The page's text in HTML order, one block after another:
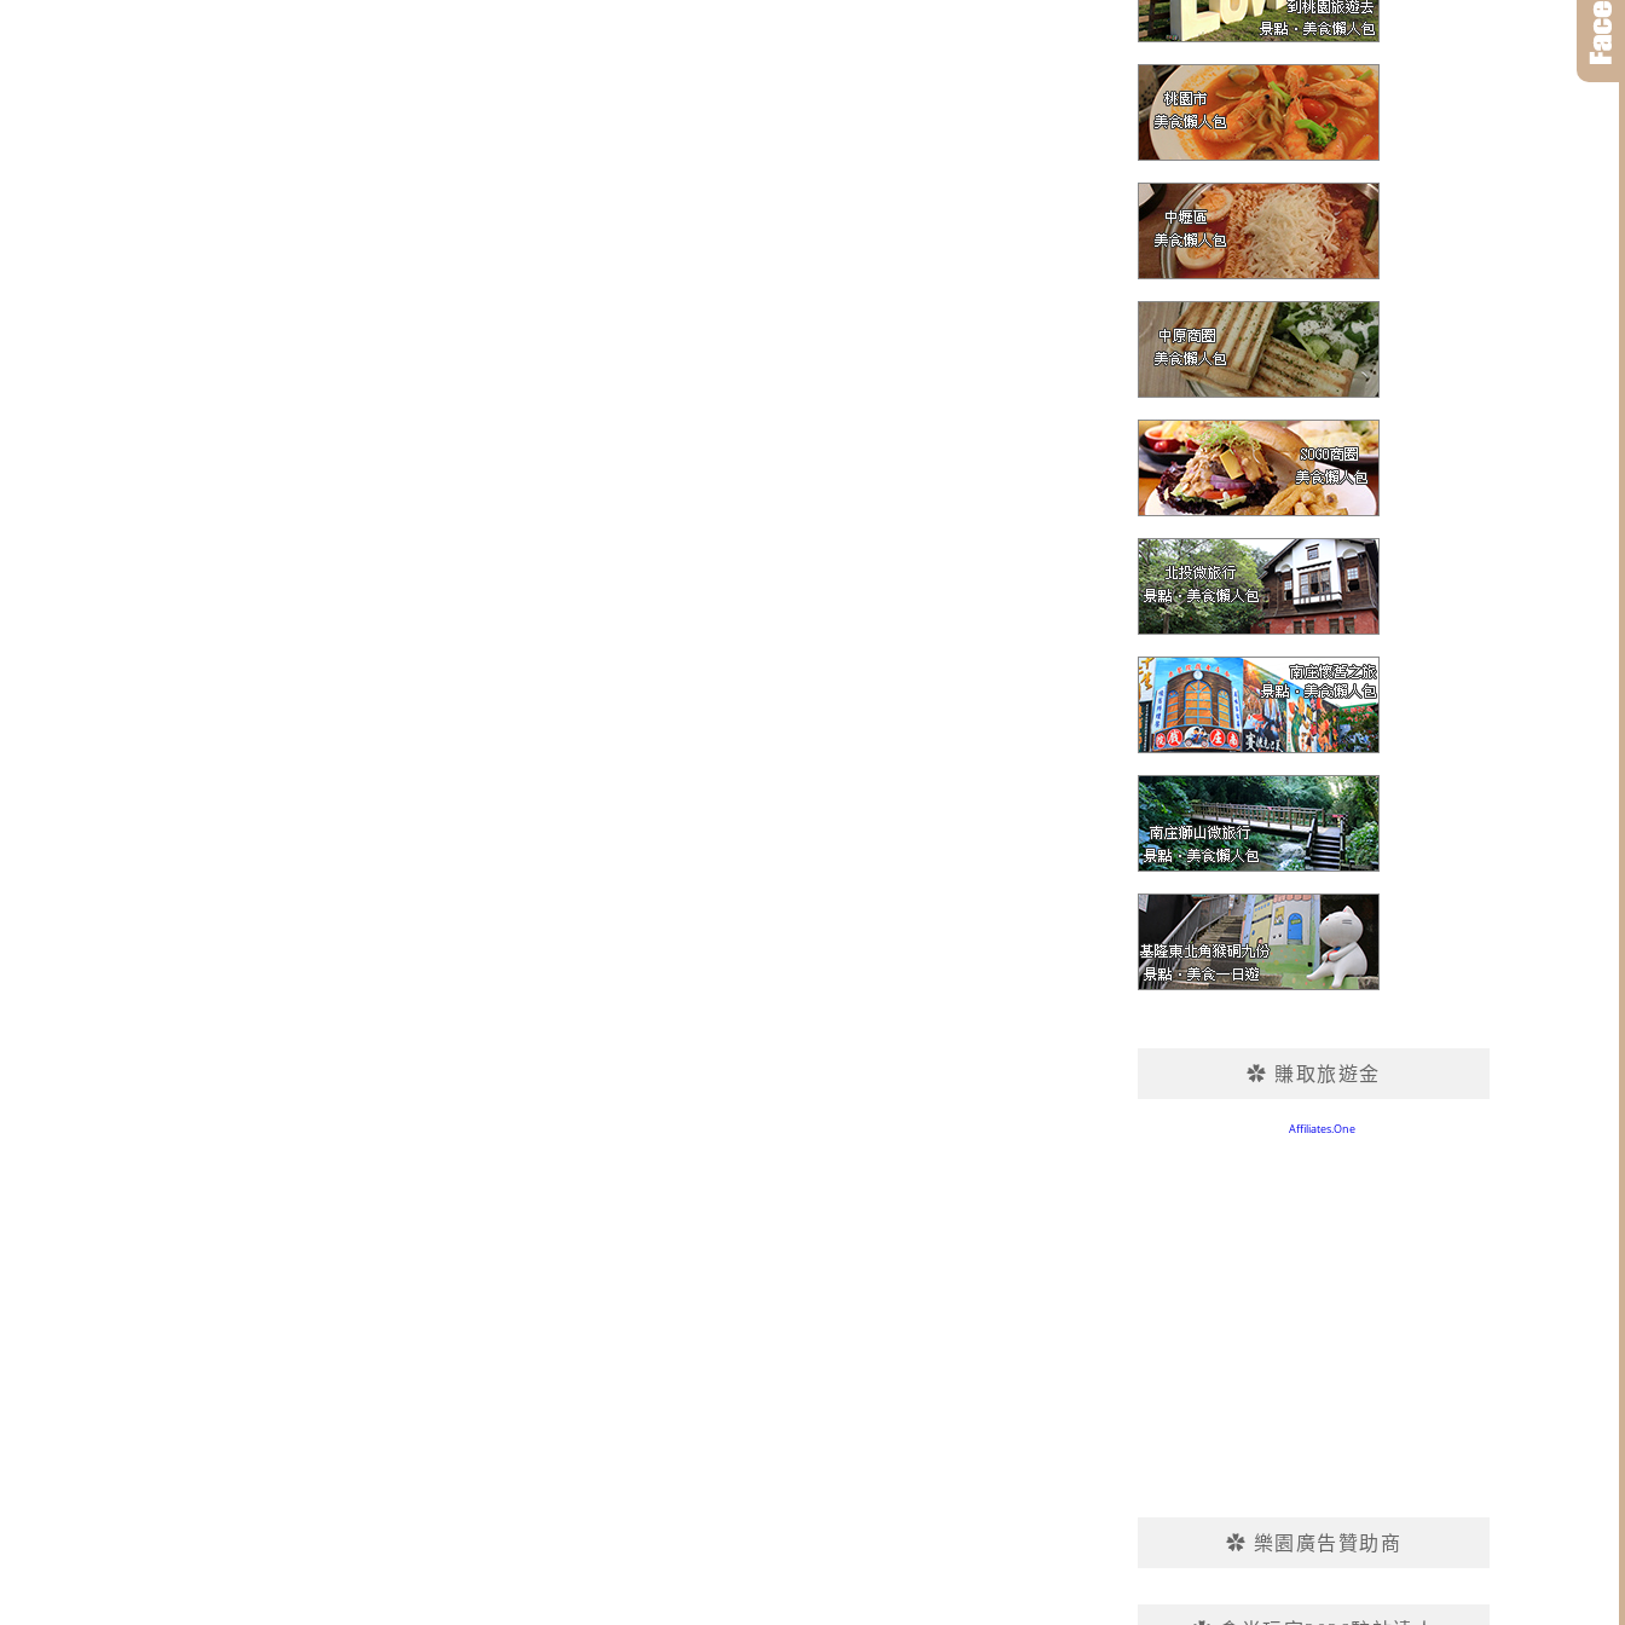
✿ 賺取旅遊金
✿ 樂園廣告贊助商